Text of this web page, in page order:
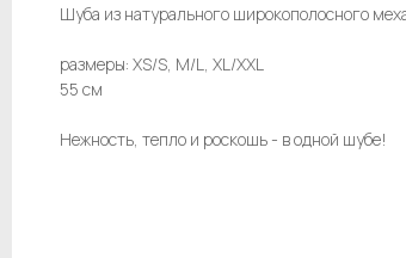
Шуба из натурального широкополосного
размеры: XS/S, M/L, XL/XXL
55 см
Нежность, тепло и роскошь - в одной шубе!